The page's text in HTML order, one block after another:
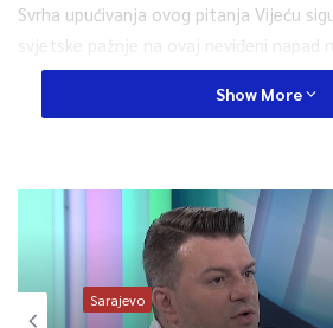
Svrha upućivanja ovog pitanja Vijeću
svjetske pažnje na ovaj neviđeni napad
zemlju koja nije samo članica UN-a,
NATO-a”, rekao je poljski ministar
Vijeće se sastoji od pet stalnih članica
podijeljenih u dvije geopolitički
strane su Sjedinjene Američke Države,
Kraljevstvo, sva tri saveznika Poljske i
strane su Rusija i Kina.
Show More
Sarajevo